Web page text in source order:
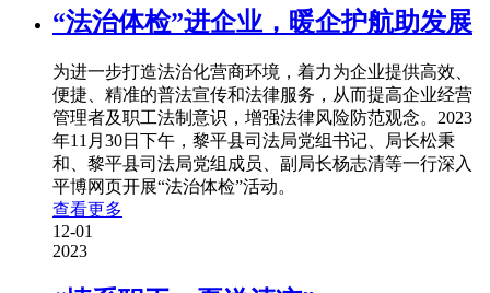
“法治体检”进企业，暖企护航助发展
为进一步打造法治化营商环境，着力为企业提供高效、
便捷、精准的普法宣传和法律服务，从而提高企业经营
管理者及职工法制意识，增强法律风险防范观念。2023
年11月30日下午，黎平县司法局党组书记、局长松秉
和、黎平县司法局党组成员、副局长杨志清等一行深入
平博网页开展“法治体检”活动。
查看更多
12-01
2023